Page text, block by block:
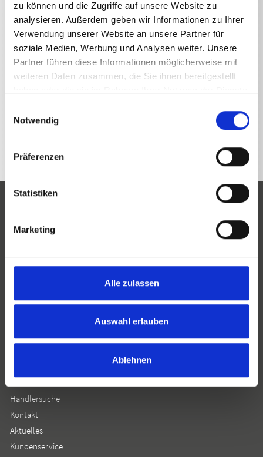
zu können und die Zugriffe auf unsere Website zu
analysieren. Außerdem geben wir Informationen zu Ihrer
Verwendung unserer Website an unsere Partner für
soziale Medien, Werbung und Analysen weiter. Unsere
Partner führen diese Informationen möglicherweise mit
weiteren Daten zusammen, die Sie ihnen bereitgestellt
Notwendig
Präferenzen
Statistiken
Marketing
Alle zulassen
Auswahl erlauben
Ablehnen
Ein Besuch, der sich lohnt: Wir freuen uns darauf, Sie auf der
LandTageNord in Wüsting persönlich zu begrüßen. Sie finden uns
Zurück
D-89257 Illertissen
E-Mail:
Informationen
Händlersuche
Kontakt
Aktuelles
Kundenservice